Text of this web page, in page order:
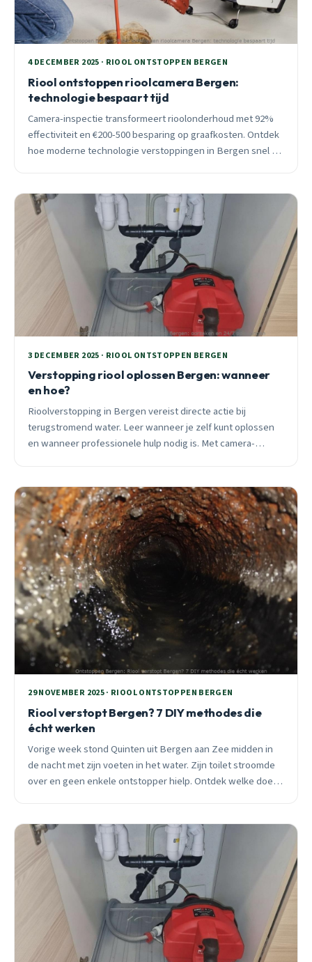
4 DECEMBER 2025 · RIOOL ONTSTOPPEN BERGEN
Riool ontstoppen rioolcamera Bergen:
technologie bespaart tijd
Camera-inspectie transformeert rioolonderhoud met 92%
effectiviteit en €200-500 besparing op graafkosten. Ontdek
hoe moderne technologie verstoppingen in Bergen snel en
3 DECEMBER 2025 · RIOOL ONTSTOPPEN BERGEN
Verstopping riool oplossen Bergen: wanneer
en hoe?
Rioolverstopping in Bergen vereist directe actie bij
terugstromend water. Leer wanneer je zelf kunt oplossen
en wanneer professionele hulp nodig is. Met camera-
29 NOVEMBER 2025 · RIOOL ONTSTOPPEN BERGEN
Riool verstopt Bergen? 7 DIY methodes die
écht werken
Vorige week stond Quinten uit Bergen aan Zee midden in
de nacht met zijn voeten in het water. Zijn toilet stroomde
over en geen enkele ontstopper hielp. Ontdek welke doe-
inschakelt.